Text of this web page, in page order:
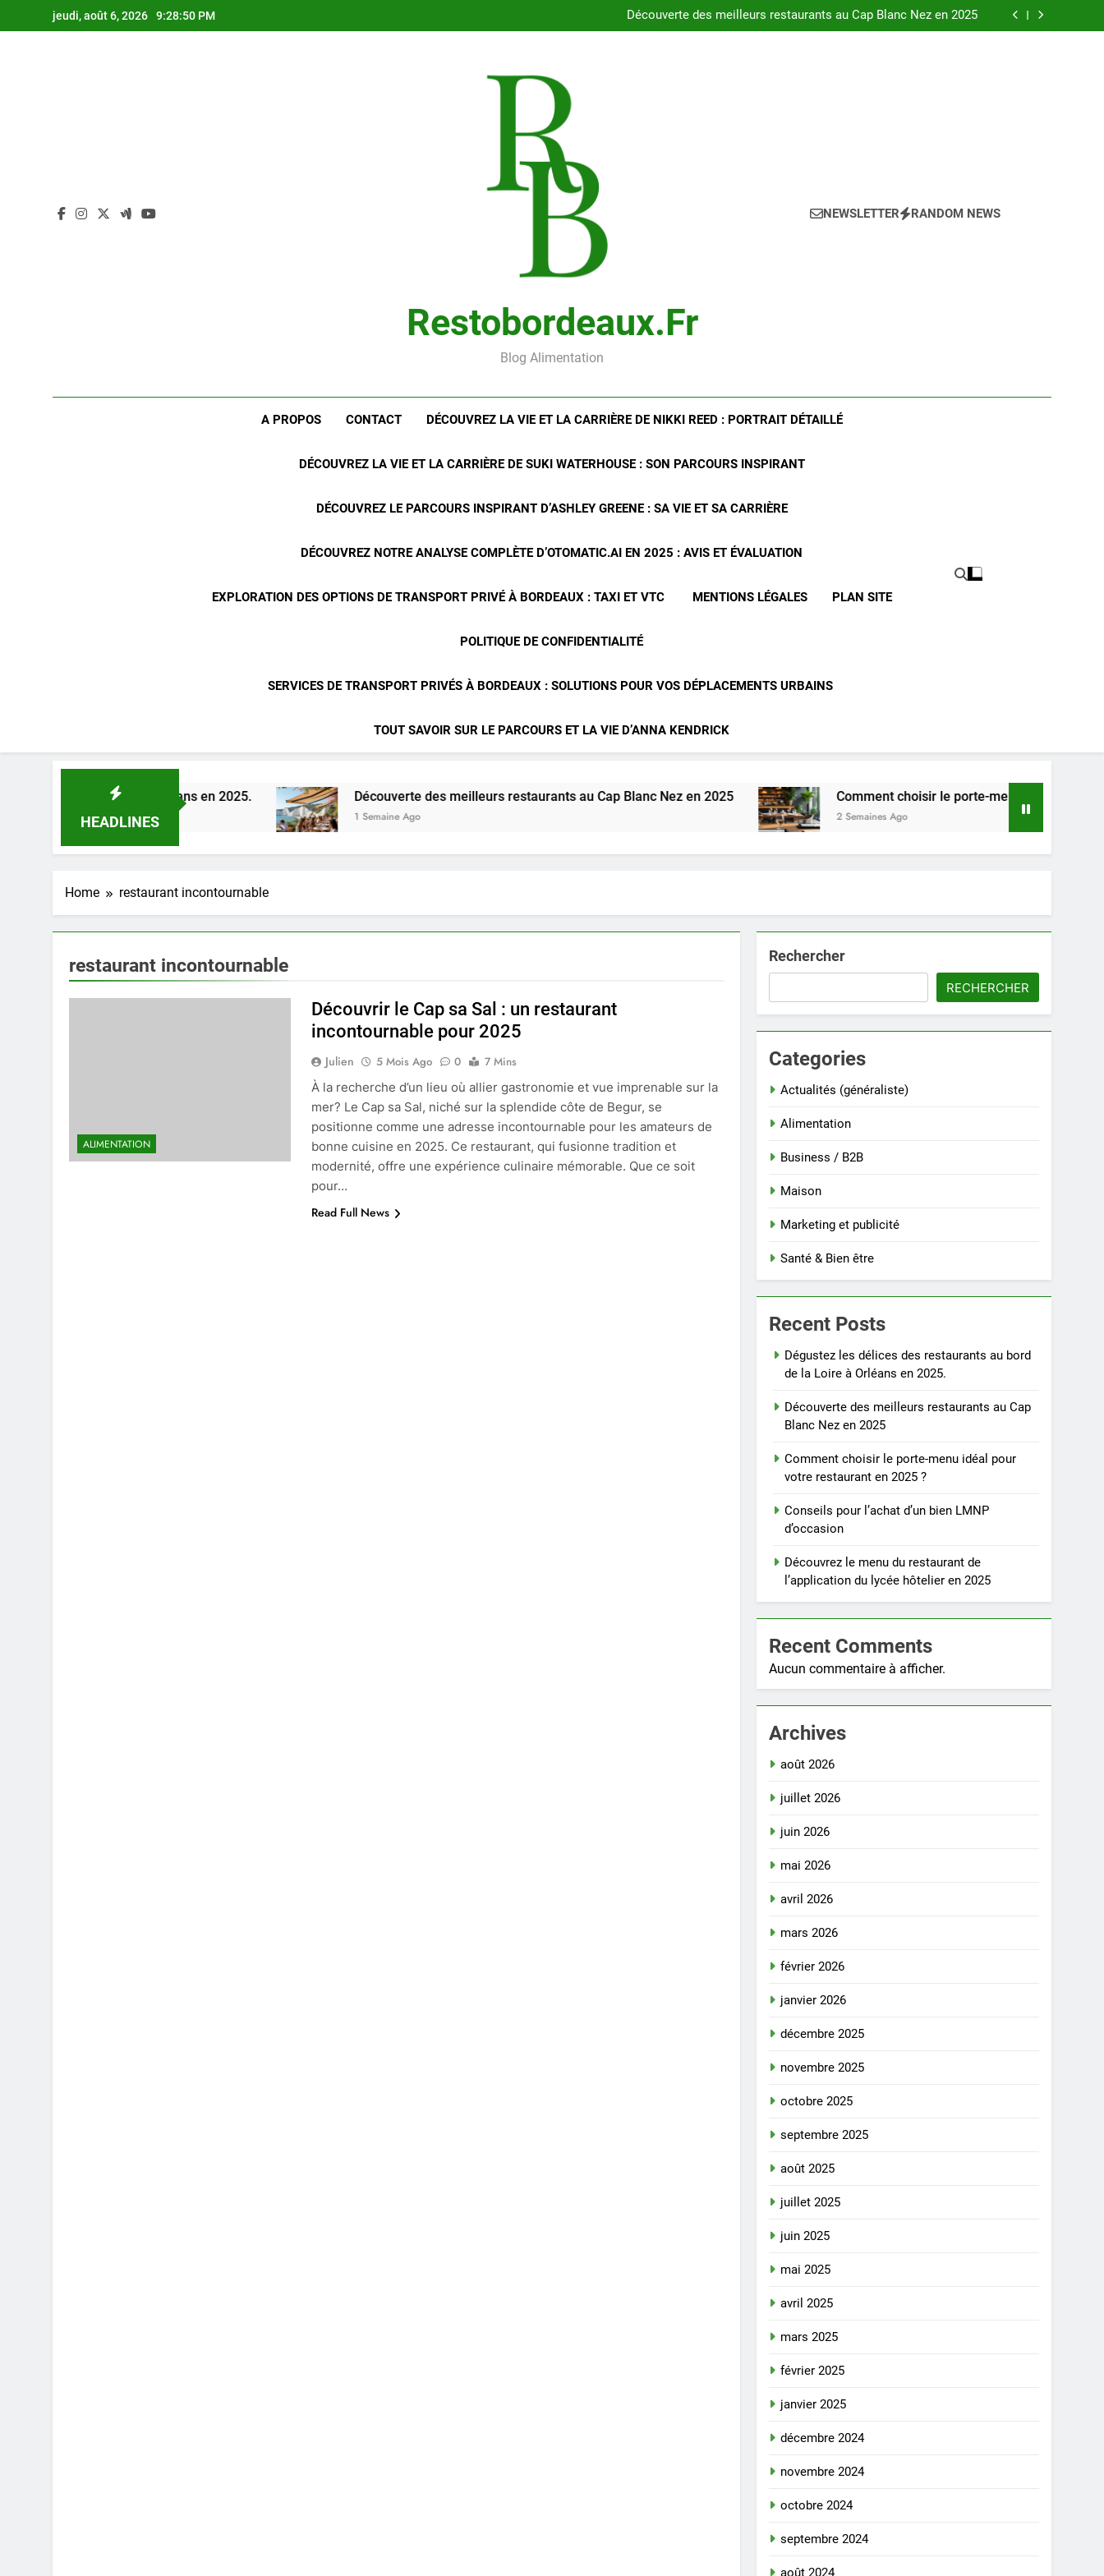
to
jeudi, août 6, 2026 9:28:51 PM
Découverte des meilleurs restaurants au Cap Blanc Nez en 2025
Comment choisir le porte-menu idéal pour votre restaurant en 2025 ?
Restobordeaux.fr
Blog Alimentation
NEWSLETTER RANDOM NEWS
A PROPOS CONTACT DÉCOUVREZ LA VIE ET LA CARRIÈRE DE NIKKI REED : PORTRAIT DÉTAILLÉ
DÉCOUVREZ LA VIE ET LA CARRIÈRE DE SUKI WATERHOUSE : SON PARCOURS INSPIRANT
DÉCOUVREZ LE PARCOURS INSPIRANT D’ASHLEY GREENE : SA VIE ET SA CARRIÈRE
DÉCOUVREZ NOTRE ANALYSE COMPLÈTE D’OTOMATIC.AI EN 2025 : AVIS ET ÉVALUATION
EXPLORATION DES OPTIONS DE TRANSPORT PRIVÉ À BORDEAUX : TAXI ET VTC MENTIONS LÉGALES PLAN SITE
POLITIQUE DE CONFIDENTIALITÉ
SERVICES DE TRANSPORT PRIVÉS À BORDEAUX : SOLUTIONS POUR VOS DÉPLACEMENTS URBAINS
TOUT SAVOIR SUR LE PARCOURS ET LA VIE D’ANNA KENDRICK
HEADLINES
de la Loire à Orléans en 2025. Découverte des meilleurs restaurants au Cap Blanc Nez en 2025
1 Semaine Ago
Comment choisir le porte-menu idéal pour votre
2 Semaines Ago
Home restaurant incontournable
restaurant incontournable
ALIMENTATION
Découvrir le Cap sa Sal : un restaurant
incontournable pour 2025
Julien 5 Mois Ago 0
7 Mins
À la recherche d’un lieu où allier gastronomie et vue imprenable sur la
mer? Le Cap sa Sal, niché sur la splendide côte de Begur, se
positionne comme une adresse incontournable pour les amateurs de
bonne cuisine en 2025. Ce restaurant, qui fusionne tradition et
modernité, offre une expérience culinaire mémorable. Que ce soit
pour…
Read Full News
Rechercher
RECHERCHER
Categories
Actualités (généraliste)
Alimentation
Business / B2B
Maison
Marketing et publicité
Santé & Bien être
Recent Posts
Dégustez les délices des restaurants au bord
de la Loire à Orléans en 2025.
Découverte des meilleurs restaurants au Cap
Blanc Nez en 2025
Comment choisir le porte-menu idéal pour
votre restaurant en 2025 ?
Conseils pour l’achat d’un bien LMNP
d’occasion
Découvrez le menu du restaurant de
l’application du lycée hôtelier en 2025
Recent Comments
Aucun commentaire à afficher.
Archives
août 2026
juillet 2026
juin 2026
mai 2026
avril 2026
mars 2026
février 2026
janvier 2026
décembre 2025
novembre 2025
octobre 2025
septembre 2025
août 2025
juillet 2025
juin 2025
mai 2025
avril 2025
mars 2025
février 2025
janvier 2025
décembre 2024
novembre 2024
octobre 2024
septembre 2024
août 2024